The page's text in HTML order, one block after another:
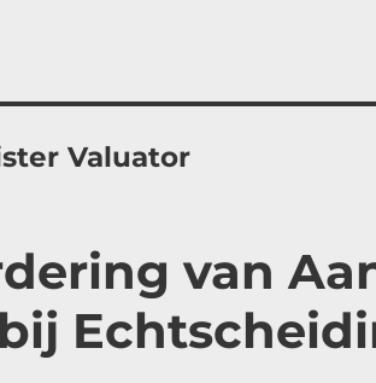
Valuator
van